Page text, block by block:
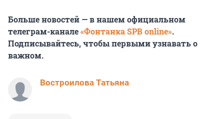
Больше новостей — в нашем официальном
телеграм-канале«Фонтанка SPB online».
Подписывайтесь, чтобы первыми узнавать о
важном.
Востроилова Татьяна